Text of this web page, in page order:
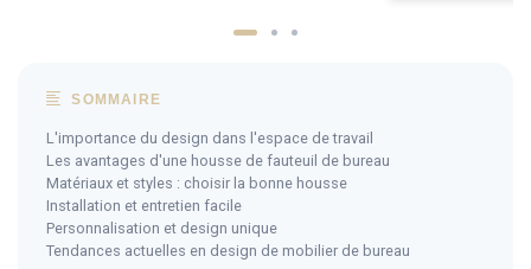
SOMMAIRE
L'importance du design dans l'espace de travail
Les avantages d'une housse de fauteuil de bureau
Matériaux et styles : choisir la bonne housse
Installation et entretien facile
Personnalisation et design unique
Tendances actuelles en design de mobilier de bureau